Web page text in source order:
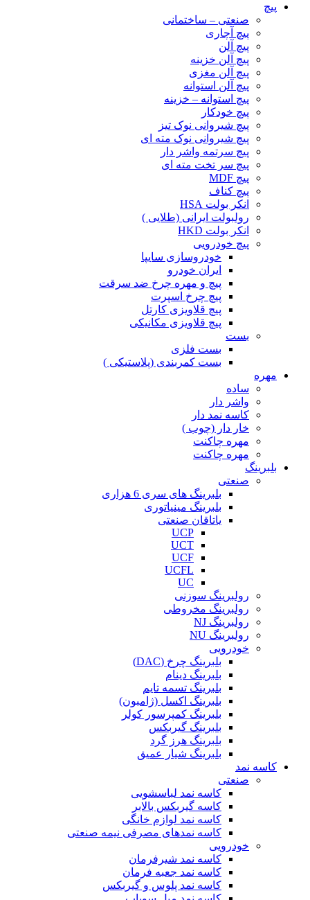
پیچ
صنعتی – ساختمانی
پیچ آچاری
پیچ آلن
پیچ آلن خزینه
پیچ آلن مغزی
پیچ آلن استوانه
پیچ استوانه – خزینه
پیچ خودکار
پیچ شیروانی نوک تیز
پیچ شیروانی نوک مته ای
پیچ سرتمه واشر دار
پیچ سر تخت مته ای
پیچ MDF
پیچ کناف
انکر بولت HSA
رولبولت ایرانی (طلایی )
انکر بولت HKD
پیچ خودرویی
خودروسازی سایپا
ایران خودرو
پیچ و مهره چرخ ضد سرقت
پیچ چرخ اسپرت
پیچ قلاویزی کارتل
پیچ قلاویزی مکانیکی
بست
بست فلزی
بست کمربندی (پلاستیکی )
مهره
ساده
واشر دار
کاسه نمد دار
خار دار (چوب )
مهره چاکنت
مهره چاکنت
بلبرینگ
صنعتی
بلبرینگ های سری 6 هزاری
بلبرینگ مینیاتوری
یاتاقان صنعتی
UCP
UCT
UCF
UCFL
UC
رولبرینگ سوزنی
رولبرینگ مخروطی
رولبرینگ NJ
رولبرینگ NU
خودرویی
بلبرینگ چرخ (DAC)
بلبرینگ دینام
بلبرینگ تسمه تایم
بلبرینگ اکسل (ژامبون)
بلبرینگ کمپرسور کولر
بلبرینگ گیربکس
بلبرینگ هرز گرد
بلبرینگ شیار عمیق
کاسه نمد
صنعتی
کاسه نمد لباسشویی
کاسه گیربکس بالابر
کاسه نمد لوازم خانگی
کاسه نمدهای مصرفی نیمه صنعتی
خودرویی
کاسه نمد شیرفرمان
کاسه نمد جعبه فرمان
کاسه نمد پلوس و گیربکس